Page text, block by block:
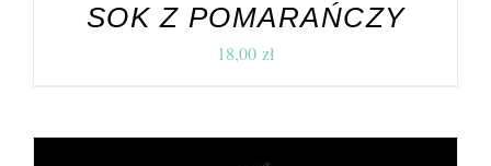
SOK Z POMARAŃCZY
18,00 zł